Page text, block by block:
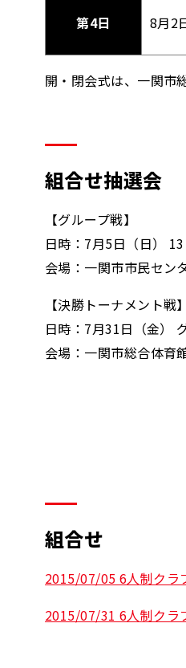
第4日 8月2
開・閉会式は、一関市
組合せ抽選会
【グループ戦】
日時：7月5日（日）
会場：一関市市民セン
【決勝トーナメント戦】
日時：7月31日（金）
会場：一関市総合体育
組合せ
2015/07/05 6人制クラ
2015/07/31 6人制クラ